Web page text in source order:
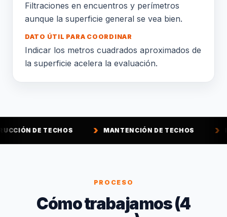
Filtraciones en encuentros y perímetros
aunque la superficie general se vea bien.
DATO ÚTIL PARA COORDINAR
Indicar los metros cuadrados aproximados de
la superficie acelera la evaluación.
MANTENCIÓN DE TECHOS
PROCESO
Cómo trabajamos (4